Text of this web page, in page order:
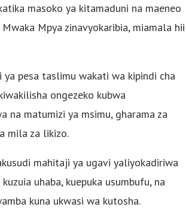
masoko ya kitamaduni na maeneo
Mpya zinavyokaribia, miamala hii
ya pesa taslimu wakati wa kipindi cha
ongezeko kubwa
na matumizi ya msimu, gharama za
mila za likizo.
mahitaji ya ugavi yaliyokadiriwa
uhaba, kuepuka usumbufu, na
kuna ukwasi wa kutosha.